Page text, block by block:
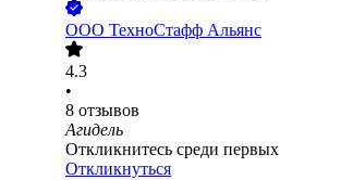
ООО ТехноСтафф Альянс
4.3
•
8 отзывов
Агидель
Откликнитесь среди первых
Откликнуться